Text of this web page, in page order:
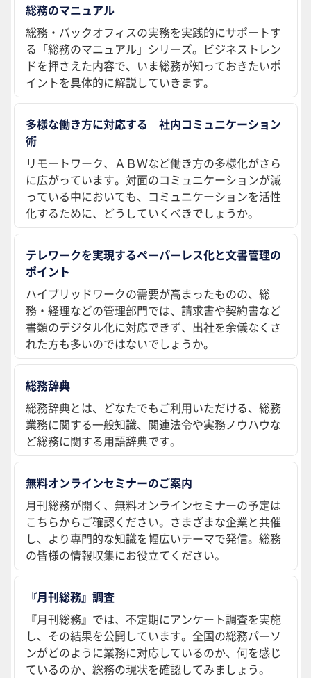
総務のマニュアル
総務・バックオフィスの実務を実践的にサポートす
る「総務のマニュアル」シリーズ。ビジネストレン
ドを押さえた内容で、いま総務が知っておきたいポ
イントを具体的に解説していきます。
多様な働き方に対応する 社内コミュニケーション
術
リモートワーク、ＡＢＷなど働き方の多様化がさら
に広がっています。対面のコミュニケーションが減
っている中においても、コミュニケーションを活性
化するために、どうしていくべきでしょうか。
テレワークを実現するペーパーレス化と文書管理の
ポイント
ハイブリッドワークの需要が高まったものの、総
務・経理などの管理部門では、請求書や契約書など
書類のデジタル化に対応できず、出社を余儀なくさ
れた方も多いのではないでしょうか。
総務辞典
総務辞典とは、どなたでもご利用いただける、総務
業務に関する一般知識、関連法令や実務ノウハウな
ど総務に関する用語辞典です。
無料オンラインセミナーのご案内
月刊総務が開く、無料オンラインセミナーの予定は
こちらからご確認ください。さまざまな企業と共催
し、より専門的な知識を幅広いテーマで発信。総務
の皆様の情報収集にお役立てください。
『月刊総務』調査
『月刊総務』では、不定期にアンケート調査を実施
し、その結果を公開しています。全国の総務パーソ
ンがどのように業務に対応しているのか、何を感じ
ているのか、総務の現状を確認してみましょう。